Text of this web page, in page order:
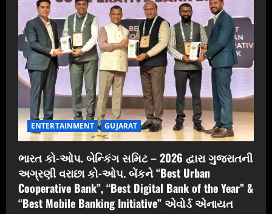
ENTERTAINMENT GUJARAT
ભારત કો-ઓપ. બેન્કિંગ સમિટ – 2026 દ્વારા ગુજરાતની
અગ્રણી વરાછા કો-ઓપ. બેંકને “Best Urban
Cooperative Bank”, “Best Digital Bank of the Year” &
“Best Mobile Banking Initiative” એવોર્ડ એનાયત